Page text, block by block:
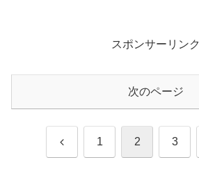
スポンサーリンク
次のページ
前 1 2 3